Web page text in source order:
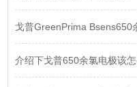
戈普GreenPrima Bsens650
介绍下戈普650余氯电极该